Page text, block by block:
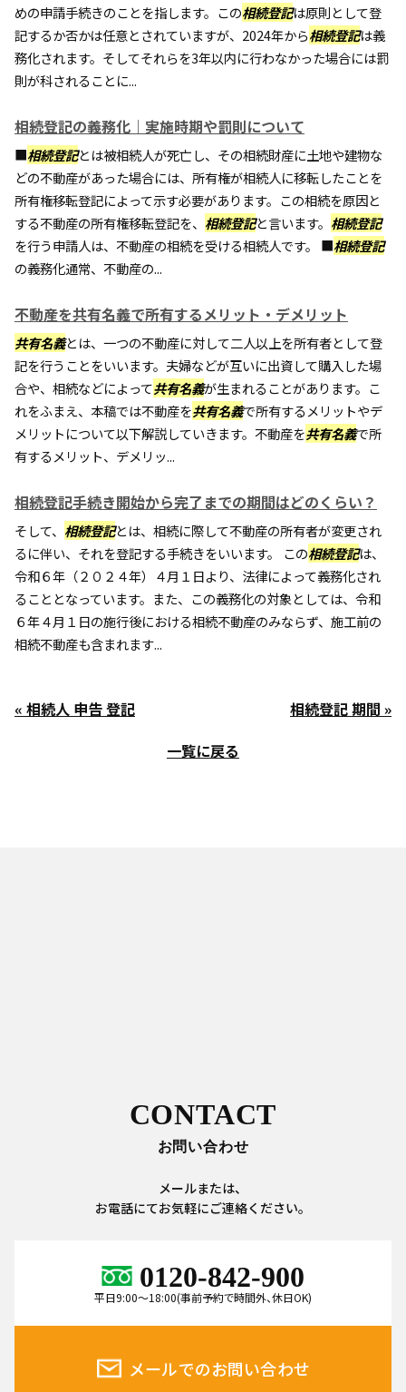
めの申請手続きのことを指します。この相続登記は原則として登
記するか否かは任意とされていますが、2024年から相続登記は義
務化されます。そしてそれらを3年以内に行わなかった場合には罰
則が科されることに...
相続登記の義務化｜実施時期や罰則について
■相続登記とは被相続人が死亡し、その相続財産に土地や建物な
どの不動産があった場合には、所有権が相続人に移転したことを
所有権移転登記によって示す必要があります。この相続を原因と
する不動産の所有権移転登記を、 相続登記と言います。 相続登記
を行う申請人は、不動産の相続を受ける相続人です。 ■相続登記
の義務化通常、不動産の...
不動産を共有名義で所有するメリット・デメリット
共有名義とは、一つの不動産に対して二人以上を所有者として登
記を行うことをいいます。夫婦などが互いに出資して購入した場
合や、相続などによって共有名義が生まれることがあります。こ
れをふまえ、本稿では不動産を共有名義で所有するメリットやデ
メリットについて以下解説していきます。不動産を共有名義で所
有するメリット、デメリッ...
相続登記手続き開始から完了までの期間はどのくらい？
そして、 相続登記とは、相続に際して不動産の所有者が変更され
るに伴い、それを登記する手続きをいいます。 この相続登記は、
令和６年（２０２４年）４月１日より、法律によって義務化され
ることとなっています。また、この義務化の対象としては、令和
６年４月１日の施行後における相続不動産のみならず、施工前の
相続不動産も含まれます...
« 相続人 申告 登記
相続登記 期間 »
一覧に戻る
CONTACT
お問い合わせ
メールまたは、
お電話にてお気軽にご連絡ください。
0120-842-900
平日9:00～18:00(事前予約で時間外、休日OK)
メールでのお問い合わせ